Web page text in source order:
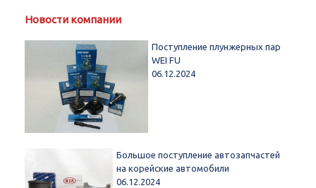
Новости компании
Поступление плунжерных пар
WEI FU
06.12.2024
Большое поступление автозапчастей
на корейские автомобили
06.12.2024